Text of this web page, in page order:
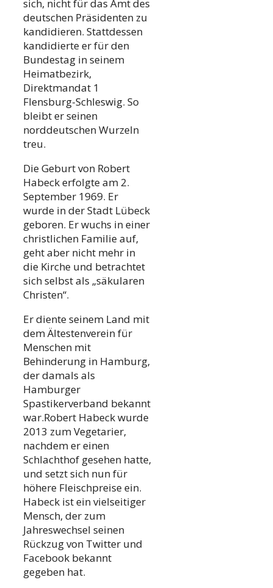
sich, nicht für das Amt des
deutschen Präsidenten zu
kandidieren. Stattdessen
kandidierte er für den
Bundestag in seinem
Heimatbezirk,
Direktmandat 1
Flensburg-Schleswig. So
bleibt er seinen
norddeutschen Wurzeln
treu.
Die Geburt von Robert
Habeck erfolgte am 2.
September 1969. Er
wurde in der Stadt Lübeck
geboren. Er wuchs in einer
christlichen Familie auf,
geht aber nicht mehr in
die Kirche und betrachtet
sich selbst als „säkularen
Christen“.
Er diente seinem Land mit
dem Ältestenverein für
Menschen mit
Behinderung in Hamburg,
der damals als
Hamburger
Spastikerverband bekannt
war.Robert Habeck wurde
2013 zum Vegetarier,
nachdem er einen
Schlachthof gesehen hatte,
und setzt sich nun für
höhere Fleischpreise ein.
Habeck ist ein vielseitiger
Mensch, der zum
Jahreswechsel seinen
Rückzug von Twitter und
Facebook bekannt
gegeben hat.